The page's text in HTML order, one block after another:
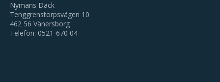
Nymans Däck
Tenggrenstorpsvägen 10
462 56 Vänersborg
Telefon: 0521-670 04